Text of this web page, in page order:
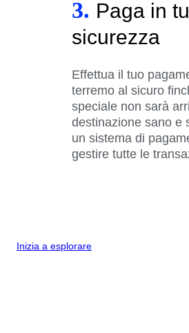
3. Paga in
sicurezza
Effettua il tuo
terremo al sicuro
speciale non sarà
destinazione sano e
un sistema di
gestire tutte le
Inizia a esplorare